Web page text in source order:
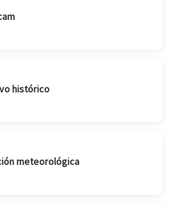
histórico
meteorológica